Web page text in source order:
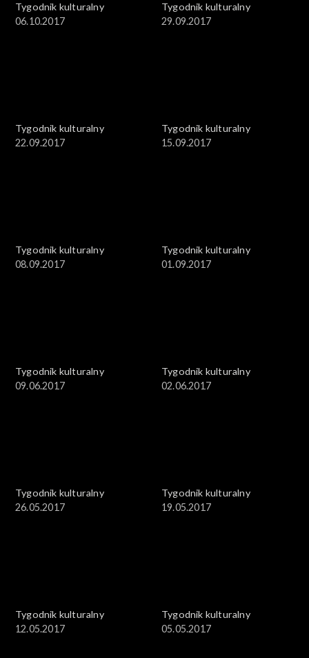
Tygodnik kulturalny
06.10.2017
Tygodnik kulturalny
29.09.2017
Tygodnik kulturalny
22.09.2017
Tygodnik kulturalny
15.09.2017
Tygodnik kulturalny
08.09.2017
Tygodnik kulturalny
01.09.2017
Tygodnik kulturalny
09.06.2017
Tygodnik kulturalny
02.06.2017
Tygodnik kulturalny
26.05.2017
Tygodnik kulturalny
19.05.2017
Tygodnik kulturalny
12.05.2017
Tygodnik kulturalny
05.05.2017